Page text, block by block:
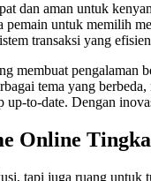
dan aman untuk
untuk memilih
transaksi yang
membuat pengalaman
tema yang
to-date. Dengan
Online
tapi juga ruang